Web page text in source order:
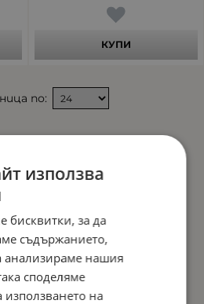
КУПИ
по:
използва
бисквитки, за да
съдържанието,
анализираме нашия
споделяме
на